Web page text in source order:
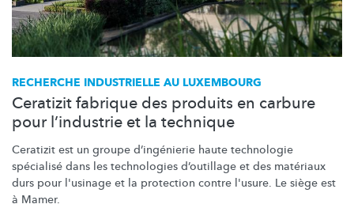
RECHERCHE INDUSTRIELLE AU LUXEMBOURG
Ceratizit fabrique des produits en carbure
pour l’industrie et la technique
Ceratizit est un groupe d’ingénierie haute technologie
spécialisé dans les technologies d’outillage et des matériaux
durs pour l'usinage et la protection contre l'usure. Le siège est
à Mamer.